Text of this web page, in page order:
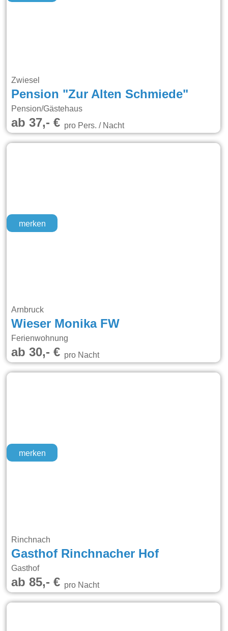
Zwiesel
Pension "Zur Alten Schmiede"
Pension/Gästehaus
ab 37,- €pro Pers. / Nacht
merken
Arnbruck
Wieser Monika FW
Ferienwohnung
ab 30,- €pro Nacht
merken
Rinchnach
Gasthof Rinchnacher Hof
Gasthof
ab 85,- €pro Nacht